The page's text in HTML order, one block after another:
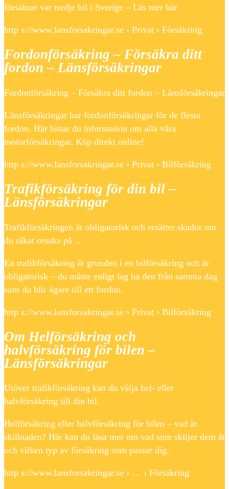
försäkrar var tredje bil i Sverige – Läs mer här
http s://www.lansforsakringar.se › Privat › Försäkring
Fordonförsäkring – Försäkra ditt
fordon – Länsförsäkringar
Fordonförsäkring – Försäkra ditt fordon – Länsförsäkringar
Länsförsäkringar har fordonförsäkringar för de flesta
fordon. Här hittar du information om alla våra
motorförsäkringar. Köp direkt online!
http s://www.lansforsakringar.se › Privat › Bilförsäkring
Trafikförsäkring för din bil –
Länsförsäkringar
Trafikförsäkringen är obligatorisk och ersätter skador om
du råkat orsaka på …
En trafikförsäkring är grunden i en bilförsäkring och är
obligatorisk – du måste enligt lag ha den från samma dag
som du blir ägare till ett fordon.
http s://www.lansforsakringar.se › Privat › Bilförsäkring
Om Helförsäkring och
halvförsäkring för bilen –
Länsförsäkringar
Utöver trafikförsäkring kan du välja hel- eller
halvförsäkring till din bil.
Helförsäkring eller halvförsäkring för bilen – vad är
skillnaden? Här kan du läsa mer om vad som skiljer dem åt
och vilken typ av försäkring som passar dig.
http s://www.lansforsakringar.se › … › Försäkring